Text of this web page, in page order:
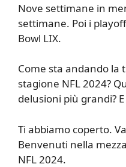
Nove settimane in
settimane. Poi i
Bowl LIX.
Come sta andando la
stagione NFL 2024?
delusioni più grandi?
Ti abbiamo coperto.
Benvenuti nella
NFL 2024.